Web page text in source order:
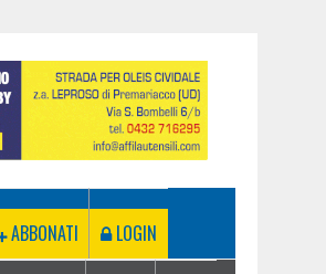
ABBONATI LOGIN